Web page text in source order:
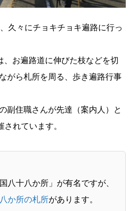
久々にチョキチョキ遍路に行っ
、お遍路道に伸びた枝などを切
がら札所を周る、歩き遍路行事
副住職さんが先達（案内人）と
れています。
八十八か所」が有名ですが、
か所の札所があります。